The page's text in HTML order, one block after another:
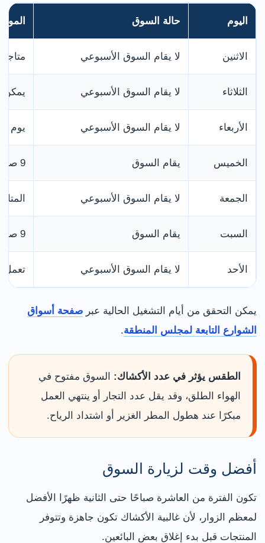
اليوم حالة السوق
الاثنين لا يقام السوق الأسبوعي
الثلاثاء لا يقام السوق الأسبوعي يمكن
الأربعاء لا يقام السوق الأسبوعي يوم
الخميس يقام السوق 9 صباحًا إلى 5 مساءً
الجمعة لا يقام السوق الأسبوعي
السبت يقام السوق 9 صباحًا إلى 5 مساءً
الأحد لا يقام السوق الأسبوعي تعمل
يمكن التحقق من أيام التشغيل الحالية عبر صفحة أسواق
الشوارع التابعة لمجلس المنطقة.
الطقس يؤثر في عدد الأكشاك: السوق مفتوح في
الهواء الطلق، وقد يقل عدد التجار أو ينتهي العمل
مبكرًا عند هطول المطر الغزير أو اشتداد الرياح.
أفضل وقت لزيارة السوق
تكون الفترة من العاشرة صباحًا حتى الثانية ظهرًا الأفضل
لمعظم الزوار، لأن غالبية الأكشاك تكون جاهزة وتتوفر
المنتجات قبل بدء إغلاق بعض البائعين.